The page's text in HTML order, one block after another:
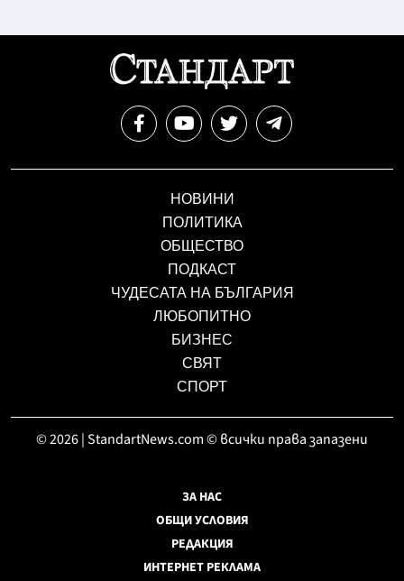
НОВИНИ
ПОЛИТИКА
ОБЩЕСТВО
ПОДКАСТ
ЧУДЕСАТА НА БЪЛГАРИЯ
ЛЮБОПИТНО
БИЗНЕС
СВЯТ
СПОРТ
© 2026 | StandartNews.com © всички права запазени
ЗА НАС
ОБЩИ УСЛОВИЯ
РЕДАКЦИЯ
ИНТЕРНЕТ РЕКЛАМА